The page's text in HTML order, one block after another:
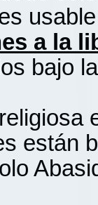
a la
bajo
están